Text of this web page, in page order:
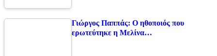
Γιώργος Παππάς: Ο ηθοποιός που
ερωτεύτηκε η Μελίνα…